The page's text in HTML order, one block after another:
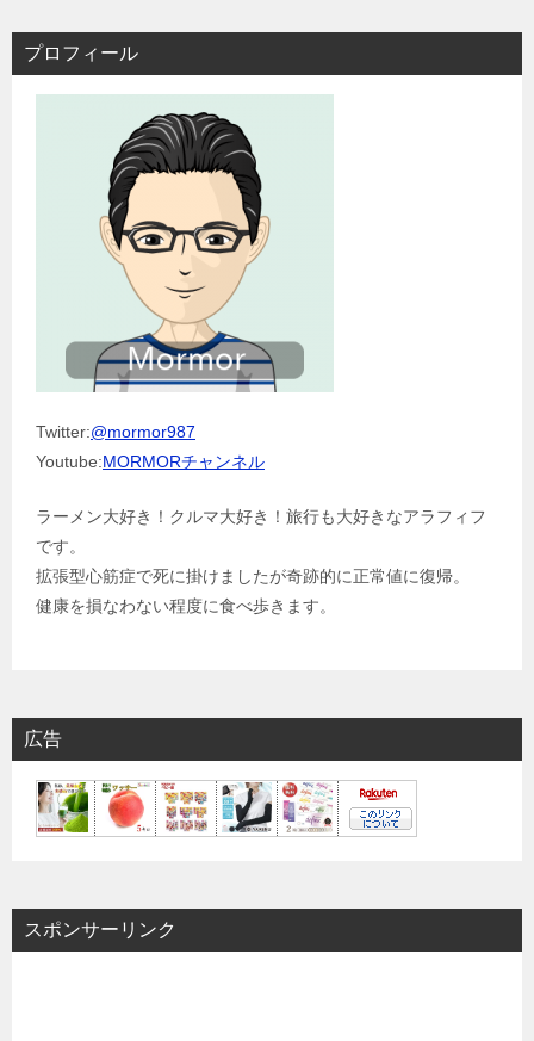
プロフィール
Twitter:@mormor987
Youtube:MORMORチャンネル
ラーメン大好き！クルマ大好き！旅行も大好きなアラフィフ
です。
拡張型心筋症で死に掛けましたが奇跡的に正常値に復帰。
健康を損なわない程度に食べ歩きます。
広告
スポンサーリンク